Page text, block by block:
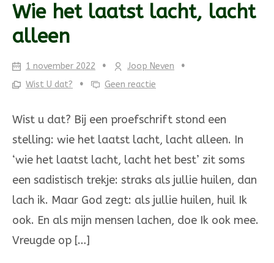
Wie het laatst lacht, lacht
alleen
1 november 2022
Joop Neven
Wist U dat?
Geen reactie
Wist u dat? Bij een proefschrift stond een
stelling: wie het laatst lacht, lacht alleen. In
‘wie het laatst lacht, lacht het best’ zit soms
een sa­distisch trekje: straks als jullie huilen, dan
lach ik. Maar God zegt: als jullie huilen, huil Ik
ook. En als mijn mensen lachen, doe Ik ook mee.
Vreugde op […]